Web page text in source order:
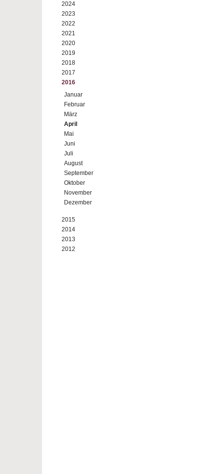
2024
2023
2022
2021
2020
2019
2018
2017
2016
Januar
Februar
März
April
Mai
Juni
Juli
August
September
Oktober
November
Dezember
2015
2014
2013
2012